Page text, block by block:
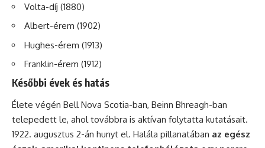
Volta-díj (1880)
Albert-érem (1902)
Hughes-érem (1913)
Franklin-érem (1912)
Későbbi évek és hatás
Élete végén Bell Nova Scotia-ban, Beinn Bhreagh-ban
telepedett le, ahol továbbra is aktívan folytatta kutatásait.
1922. augusztus 2-án hunyt el. Halála pillanatában az egész